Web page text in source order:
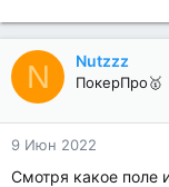
N Nutzzz
ПокерПро🥇
9 Июн 2022
Смотря какое поле